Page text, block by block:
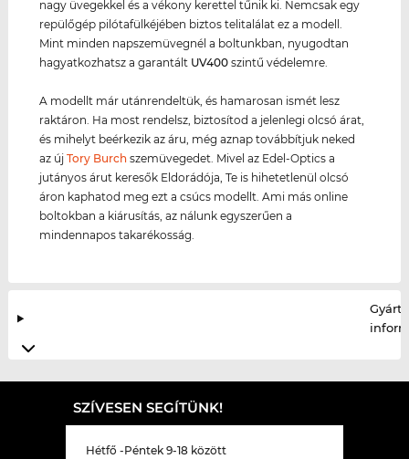
nagy üvegekkel és a vékony kerettel tűnik ki. Nemcsak egy
repülőgép pilótafülkéjében biztos telitalálat ez a modell.
Mint minden napszemüvegnél a boltunkban, nyugodtan
hagyatkozhatsz a garantált UV400 szintű védelemre.
A modellt már utánrendeltük, és hamarosan ismét lesz
raktáron. Ha most rendelsz, biztosítod a jelenlegi olcsó árat,
és mihelyt beérkezik az áru, még aznap továbbítjuk neked
az újTory Burch szemüvegedet. Mivel az Edel-Optics a
jutányos árut keresők Eldorádója, Te is hihetetlenül olcsó
áron kaphatod meg ezt a csúcs modellt. Ami más online
boltokban a kiárusítás, az nálunk egyszerűen a
mindennapos takarékosság.
SZÍVESEN SEGÍTÜNK!
Hétfő -Péntek 9-18 között